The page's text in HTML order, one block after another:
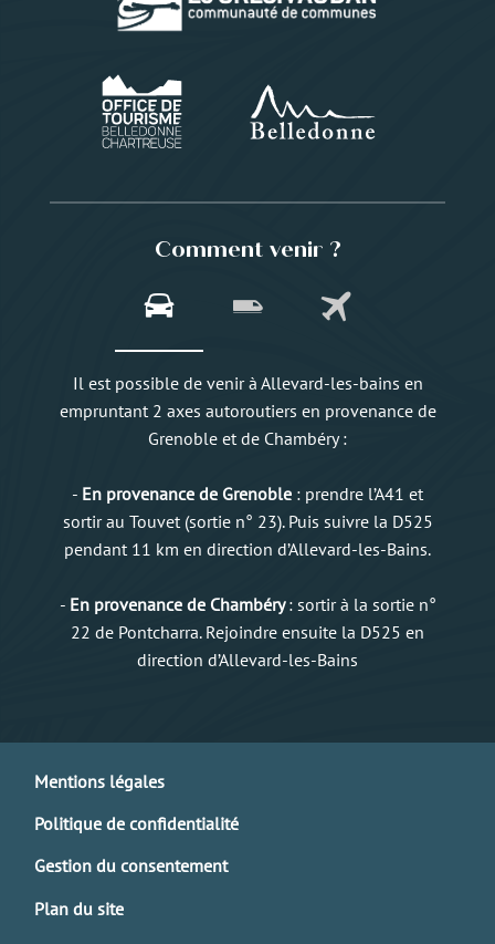
Comment venir ?
Il est possible de venir à Allevard-les-bains en
empruntant 2 axes autoroutiers en provenance de
Grenoble et de Chambéry :
- En provenance de Grenoble : prendre l’A41 et
sortir au Touvet (sortie n° 23). Puis suivre la D525
pendant 11 km en direction d’Allevard-les-Bains.
- En provenance de Chambéry: sortir à la sortie n°
22 de Pontcharra. Rejoindre ensuite la D525 en
direction d’Allevard-les-Bains
Mentions légales
Politique de confidentialité
Gestion du consentement
Plan du site